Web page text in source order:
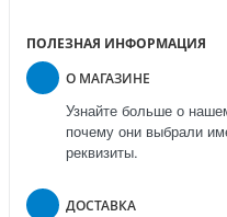
ПОЛЕЗНАЯ ИНФОРМАЦИЯ
О МАГАЗИНЕ
Узнайте больше о
почему они выбрали
реквизиты.
ДОСТАВКА